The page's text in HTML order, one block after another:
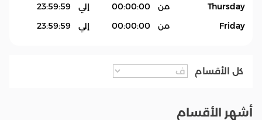
Thursday
من 00:00:00 إلي
23:59:59
Friday
من 00:00:00 إلي 23:59:59
كل الأقسام
أشهر الأقسام